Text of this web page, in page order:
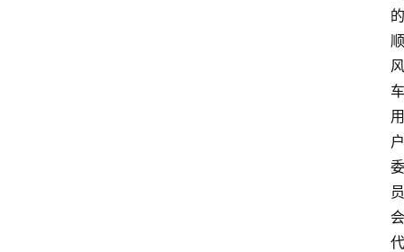
的
顺
风
车
用
户
委
员
会
代